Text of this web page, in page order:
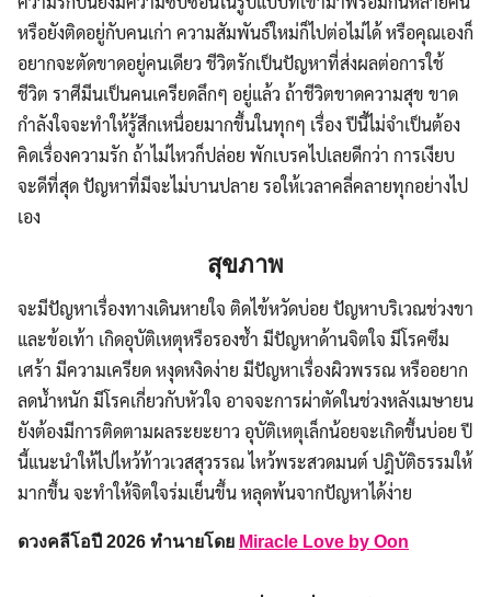
หรือยังติดอยู่กับคนเก่า ความสัมพันธ์ใหม่ก็ไปต่อไม่ได้ หรือคุณเองก็
อยากจะตัดขาดอยู่คนเดียว ชีวิตรักเป็นปัญหาที่ส่งผลต่อการใช้
ชีวิต ราศีมีนเป็นคนเครียดลึกๆ อยู่แล้ว ถ้าชีวิตขาดความสุข ขาด
กำลังใจจะทำให้รู้สึกเหนื่อยมากขึ้นในทุกๆ เรื่อง ปีนี้ไม่จำเป็นต้อง
คิดเรื่องความรัก ถ้าไม่ไหวก็ปล่อย พักเบรคไปเลยดีกว่า การเงียบ
จะดีที่สุด ปัญหาที่มีจะไม่บานปลาย รอให้เวลาคลี่คลายทุกอย่างไป
เอง
สุขภาพ
จะมีปัญหาเรื่องทางเดินหายใจ ติดไข้หวัดบ่อย ปัญหาบริเวณช่วงขา
และข้อเท้า เกิดอุบัติเหตุหรือรองช้ำ มีปัญหาด้านจิตใจ มีโรคซึม
เศร้า มีความเครียด หงุดหงิดง่าย มีปัญหาเรื่องผิวพรรณ หรืออยาก
ลดน้ำหนัก มีโรคเกี่ยวกับหัวใจ อาจจะการผ่าตัดในช่วงหลังเมษายน
ยังต้องมีการติดตามผลระยะยาว อุบัติเหตุเล็กน้อยจะเกิดขึ้นบ่อย ปี
นี้แนะนำให้ไปไหว้ท้าวเวสสุวรรณ ไหว้พระสวดมนต์ ปฎิบัติธรรมให้
มากขึ้น จะทำให้จิตใจร่มเย็นขึ้น หลุดพ้นจากปัญหาได้ง่าย
ดวงคลีโอปี 2026 ทำนายโดย Miracle Love by Oon